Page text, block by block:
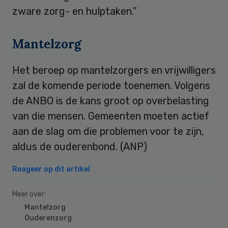
zware zorg- en hulptaken.”
Mantelzorg
Het beroep op mantelzorgers en vrijwilligers
zal de komende periode toenemen. Volgens
de ANBO is de kans groot op overbelasting
van die mensen. Gemeenten moeten actief
aan de slag om die problemen voor te zijn,
aldus de ouderenbond. (ANP)
Reageer op dit artikel
Meer over:
Mantelzorg
Ouderenzorg